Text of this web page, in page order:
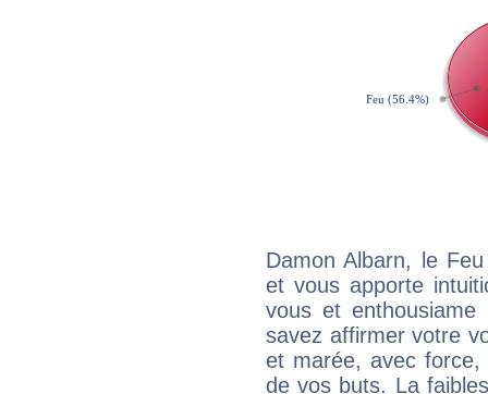
Damon Albarn, le
et vous apporte
vous et
savez affirmer votre
et marée, avec
de vos buts. La